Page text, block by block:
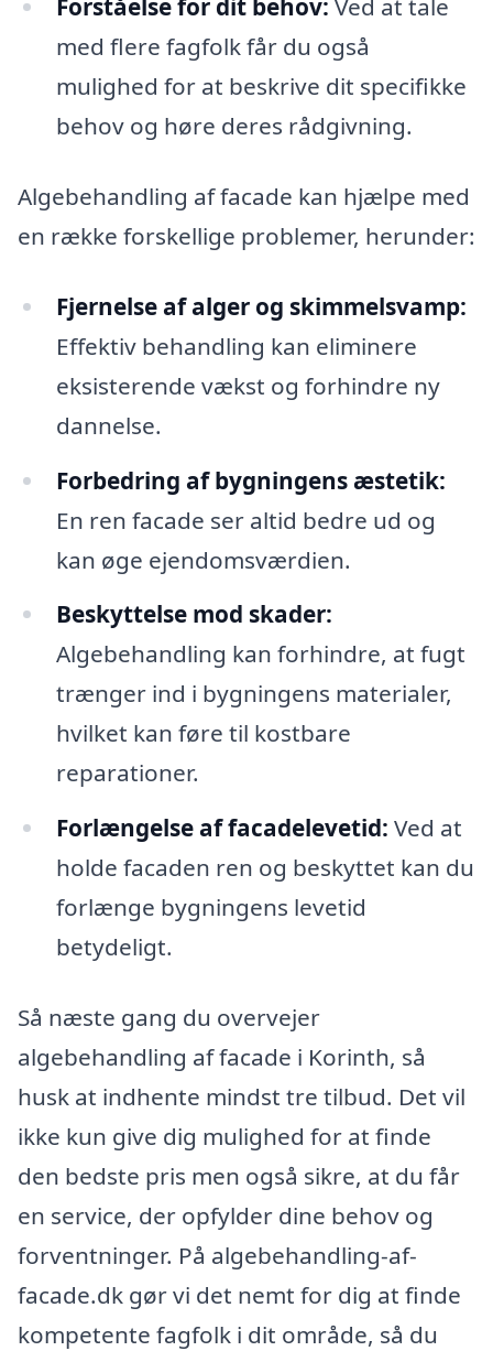
Forståelse for dit behov: Ved at tale
med flere fagfolk får du også
mulighed for at beskrive dit specifikke
behov og høre deres rådgivning.
Algebehandling af facade kan hjælpe med
en række forskellige problemer, herunder:
Fjernelse af alger og skimmelsvamp:
Effektiv behandling kan eliminere
eksisterende vækst og forhindre ny
dannelse.
Forbedring af bygningens æstetik:
En ren facade ser altid bedre ud og
kan øge ejendomsværdien.
Beskyttelse mod skader:
Algebehandling kan forhindre, at fugt
trænger ind i bygningens materialer,
hvilket kan føre til kostbare
reparationer.
Forlængelse af facadelevetid: Ved at
holde facaden ren og beskyttet kan du
forlænge bygningens levetid
betydeligt.
Så næste gang du overvejer
algebehandling af facade i Korinth, så
husk at indhente mindst tre tilbud. Det vil
ikke kun give dig mulighed for at finde
den bedste pris men også sikre, at du får
en service, der opfylder dine behov og
forventninger. På algebehandling-af-
facade.dk gør vi det nemt for dig at finde
kompetente fagfolk i dit område, så du